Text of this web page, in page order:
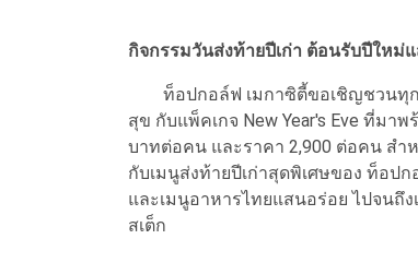
กิจกรรมวันส่งท้ายปีเก่า ต้อนรับปีให
ท็อปกอล์ฟ เมกาซิตี้ขอเชิญชวนทุก
สุข กับแพ็คเกจ New Year's Eve ที่มา
บาทต่อคน และราคา 2,900 ต่อคน สำ
กับเมนูส่งท้ายปีเก่าสุดพิเศษของ ท็อป
และเมนูอาหารไทยแสนอร่อย ไปจนถึ
สเต็ก